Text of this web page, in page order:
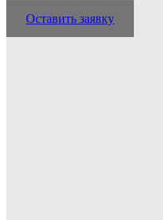
Оставить заявку